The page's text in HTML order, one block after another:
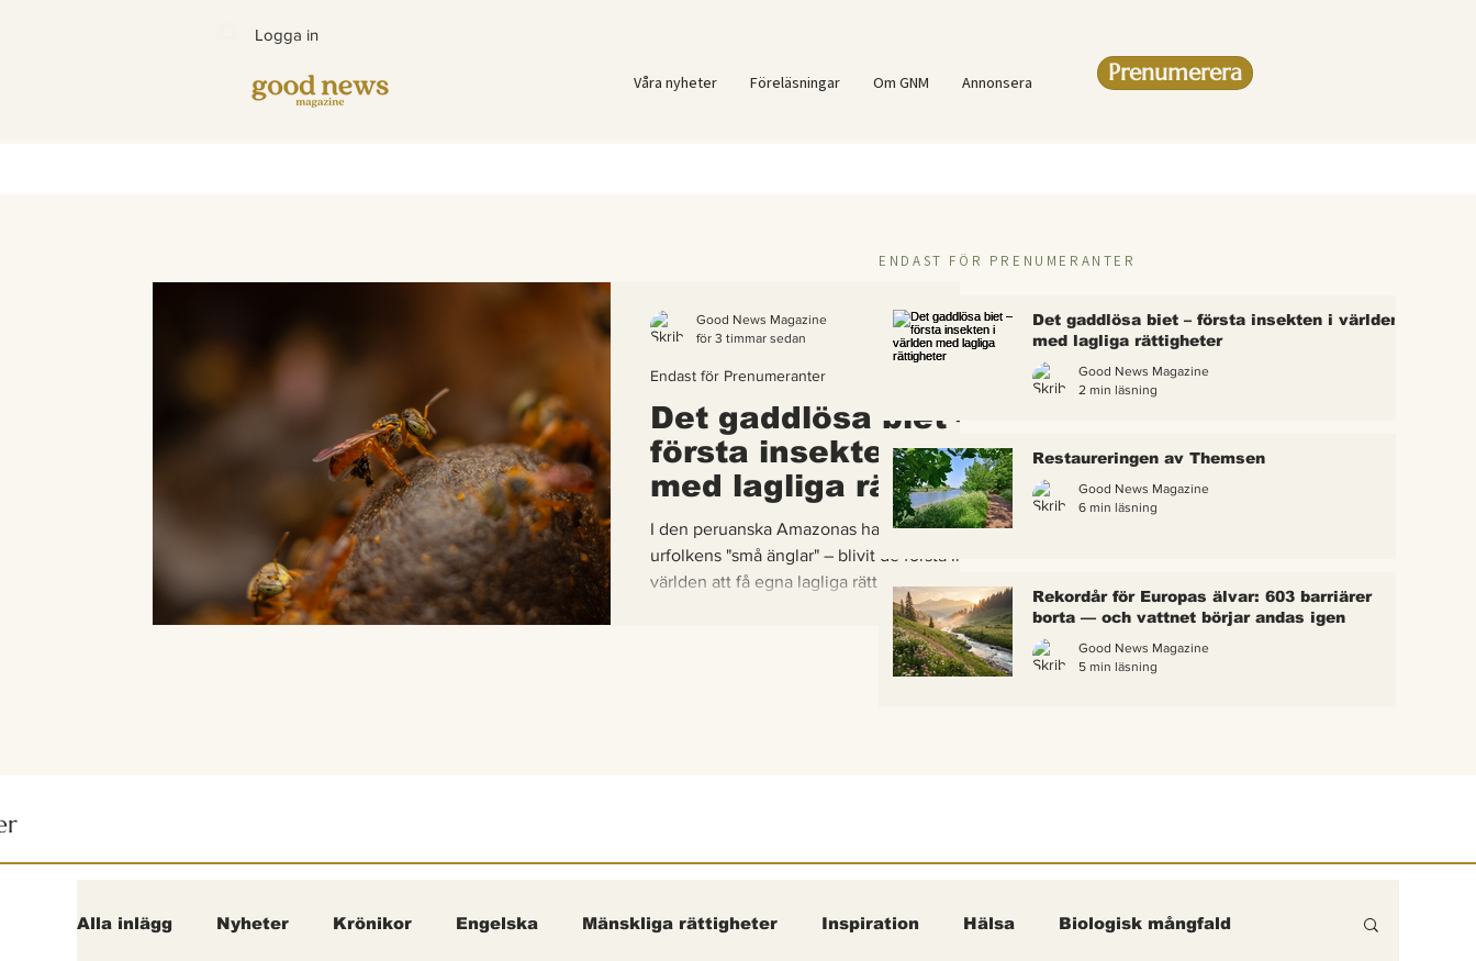
Logga in
Våra nyheter Föreläsningar Om GNM Annonsera Prenumerera
Det gaddlösa biet –
första insekten i världen
med lagliga rättigheter
I den peruanska Amazonas har de gaddlösa bina –
urfolkens "små änglar" – blivit de första insekterna i
världen att få egna lagliga rättigheter. En berättelse
om hur vetenskap, urfolkskunskap och juridik gick
samman för att skydda regnskogens minsta
Endast för Prenumeranter
Good News Magazine
för 3 timmar sedan
ENDAST FÖR PRENUMERANTER
Det gaddlösa biet – första insekten i världen
med lagliga rättigheter
Good News Magazine
2 min läsning
Restaureringen av Themsen
Good News Magazine
6 min läsning
Rekordår för Europas älvar: 603 barriärer
borta — och vattnet börjar andas igen
Good News Magazine
5 min läsning
Alla inlägg Nyheter Krönikor Engelska Mänskliga rättigheter Inspiration Hälsa Biologisk mångfald